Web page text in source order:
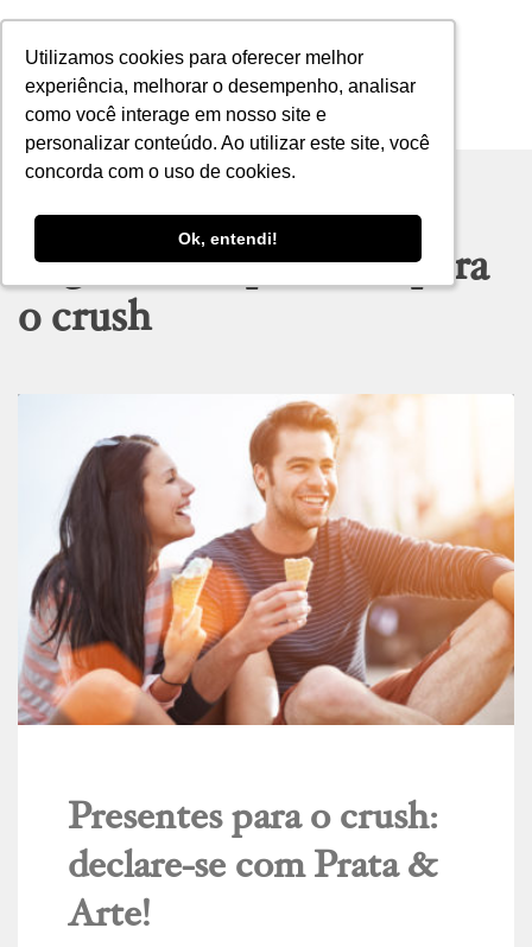
Utilizamos cookies para oferecer melhor
experiência, melhorar o desempenho, analisar
como você interage em nosso site e
personalizar conteúdo. Ao utilizar este site, você
concorda com o uso de cookies.
Ok, entendi!
Utilizamos cookies para oferecer melhor
experiência, melhorar o desempenho, analisar
como você interage em nosso site e
personalizar conteúdo. Ao utilizar este site, você
concorda com o uso de cookies.
Ok, entendi!
MENU
Tag archive: presente para
o crush
Presentes para o crush:
declare-se com Prata &
Arte!